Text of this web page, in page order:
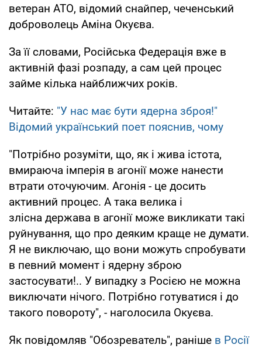
ветеран АТО, відомий снайпер, чеченський
доброволець Аміна Окуєва.
За її словами, Російська Федерація вже в
активній фазі розпаду, а сам цей процес
займе кілька найближчих років.
Читайте: "У нас має бути ядерна зброя!"
Відомий український поет пояснив, чому
"Потрібно розуміти, що, як і жива істота,
вмираюча імперія в агонії може нанести
втрати оточуючим. Агонія - це досить
активний процес. А така велика і
злісна держава в агонії може викликати такі
руйнування, що про деяким краще не думати.
Я не виключаю, що вони можуть спробувати
в певний момент і ядерну зброю
застосувати!.. У випадку з Росією не можна
виключати нічого. Потрібно готуватися і до
такого повороту", - наголосила Окуєва.
Як повідомляв "Обозреватель", раніше в Росії